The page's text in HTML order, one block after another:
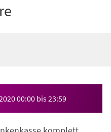
00:00 bis23:59